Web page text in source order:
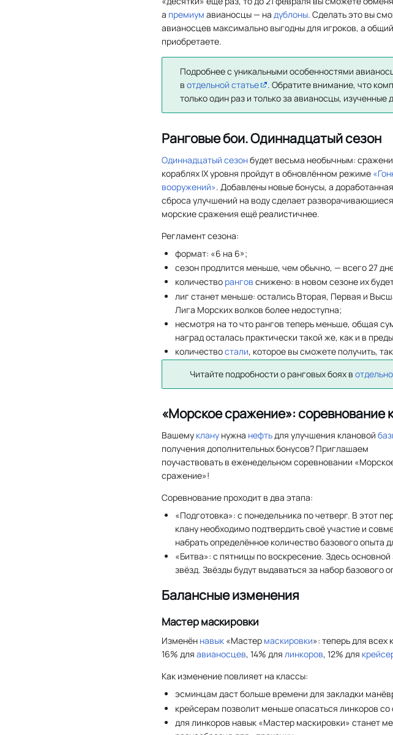
а премиум авианосцы — на дублоны. Сделать это вы
авианосцев максимально выгодны для игроков, а
приобретаете.
Подробнее с уникальными особенностями
вотдельной статье
. Обратите внимание, что
только один раз и только за авианосцы,
Ранговые бои. Одиннадцатый сезон
Одиннадцатый сезонбудет весьма необычным:
кораблях IX уровня пройдут в обновлённом режиме
вооружений». Добавлены новые бонусы, а
сброса улучшений на воду сделает
морские сражения ещё реалистичнее.
Регламент сезона:
формат: «6 на 6»;
сезон продлится меньше, чем обычно, — всего 27
количество рангов снижено: в новом сезоне их
лиг станет меньше: остались Вторая, Первая и
Лига Морских волков более недоступна;
несмотря на то что рангов теперь меньше, общая
наград осталась практически такой же, как и в
количествостали, которое вы сможете получить,
Читайте подробности о ранговых боях в
«Морское сражение»: соревнование
Вашему клану нужна нефтьдля улучшения клановой
получения дополнительных бонусов? Приглашаем
поучаствовать в еженедельном соревновании
сражение»!
Соревнование проходит в два этапа:
«Подготовка»: с понедельника по четверг. В этот
клану необходимо подтвердить своё участие и
набрать определённое количество базового опыта
«Битва»: с пятницы по воскресение. Здесь
звёзд. Звёзды будут выдаваться за набор базового
Балансные изменения
Мастер маскировки
Изменён навык «Мастер маскировки»: теперь для всех
16% для авианосцев, 14% для линкоров, 12% для
Как изменение повлияет на классы:
эсминцам даст больше времени для закладки
крейсерам позволит меньше опасаться линкоров
для линкоров навык «Мастер маскировки» станет